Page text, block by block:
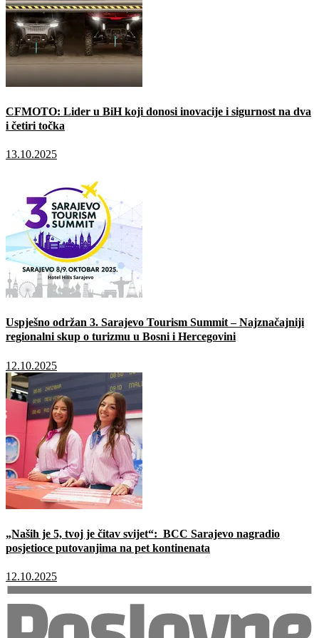
CFMOTO: Lider u BiH koji donosi inovacije i sigurnost na dva
i četiri točka
13.10.2025
Uspješno održan 3. Sarajevo Tourism Summit – Najznačajniji
regionalni skup o turizmu u Bosni i Hercegovini
12.10.2025
„Naših je 5, tvoj je čitav svijet“: BCC Sarajevo nagradio
posjetioce putovanjima na pet kontinenata
12.10.2025